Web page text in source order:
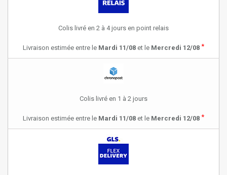
Colis livré en 2 à 4 jours en point relais
Livraison estimée entre le Mardi 11/08 et le Mercredi 12/08 *
Colis livré en 1 à 2 jours
Livraison estimée entre le Mardi 11/08 et le Mercredi 12/08 *